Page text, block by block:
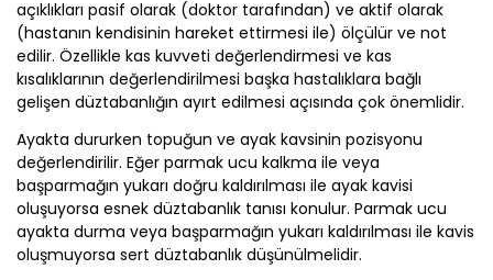
açıklıkları pasif olarak (doktor tarafından) ve aktif olarak
(hastanın kendisinin hareket ettirmesi ile) ölçülür ve not
edilir. Özellikle kas kuvveti değerlendirmesi ve kas
kısalıklarının değerlendirilmesi başka hastalıklara bağlı
gelişen düztabanlığın ayırt edilmesi açısında çok önemlidir.
Ayakta dururken topuğun ve ayak kavsinin pozisyonu
değerlendirilir. Eğer parmak ucu kalkma ile veya
başparmağın yukarı doğru kaldırılması ile ayak kavisi
oluşuyorsa esnek düztabanlık tanısı konulur. Parmak ucu
ayakta durma veya başparmağın yukarı kaldırılması ile kavis
oluşmuyorsa sert düztabanlık düşünülmelidir.